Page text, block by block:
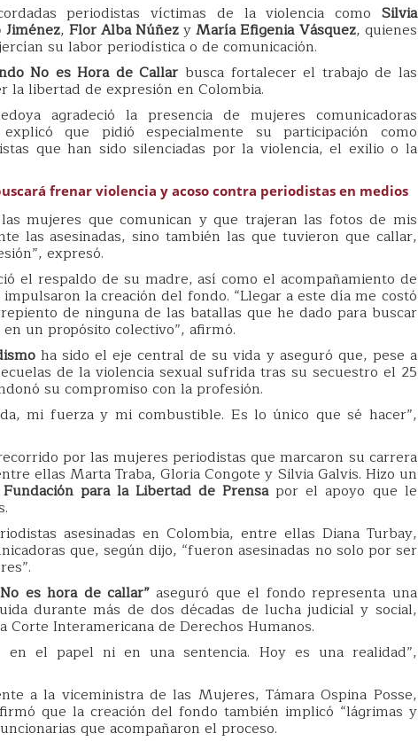
periodistas víctimas de la violencia como Silvia
, Flor Alba NúñezyMaría Efigenia Vásquez, quienes
su labor periodística o de comunicación.
No es Hora de Callar busca fortalecer el trabajo de las
la libertad de expresión en Colombia.
agradeció la presencia de mujeres comunicadoras
que pidió especialmente su participación como
que han sido silenciadas por la violencia, el exilio o la
frenar violencia y acoso contra periodistas en medios
mujeres que comunican y que trajeran las fotos de mis
las asesinadas, sino también las que tuvieron que callar,
expresó.
el respaldo de su madre, así como el acompañamiento de
la creación del fondo. “Llegar a este día me costó
de ninguna de las batallas que he dado para buscar
un propósito colectivo”, afirmó.
ha sido el eje central de su vida y aseguró que, pese a
de la violencia sexual sufrida tras su secuestro el 25
su compromiso con la profesión.
mi fuerza y mi combustible. Es lo único que sé hacer”,
por las mujeres periodistas que marcaron su carrera
ellas Marta Traba, Gloria Congote y Silvia Galvis. Hizo un
para la Libertad de Prensapor el apoyo que le
asesinadas en Colombia, entre ellas Diana Turbay,
que, según dijo, “fueron asesinadas no solo por ser
es hora de callar” aseguró que el fondo representa una
durante más de dos décadas de lucha judicial y social,
Interamericana de Derechos Humanos.
en el papel ni en una sentencia. Hoy es una realidad”,
a la viceministra de las Mujeres, Támara Ospina Posse,
que la creación del fondo también implicó “lágrimas y
que acompañaron el proceso.